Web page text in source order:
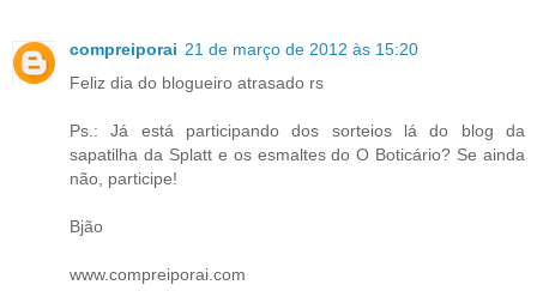
compreiporai 21 de março de 2012 às 15:20
Feliz dia do blogueiro atrasado rs
Ps.: Já está participando dos sorteios lá do blog da
sapatilha da Splatt e os esmaltes do O Boticário? Se ainda
não, participe!
Bjão
www.compreiporai.com